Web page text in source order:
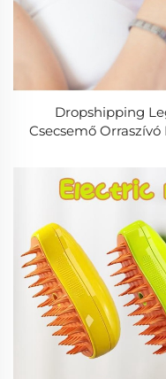
Dropshipping
Csecsemő